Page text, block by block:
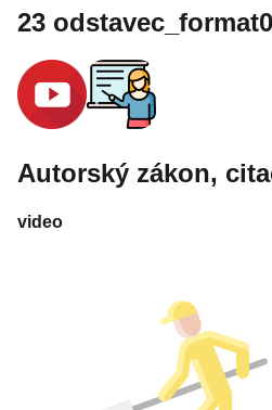
23
Autorský zákon,
video